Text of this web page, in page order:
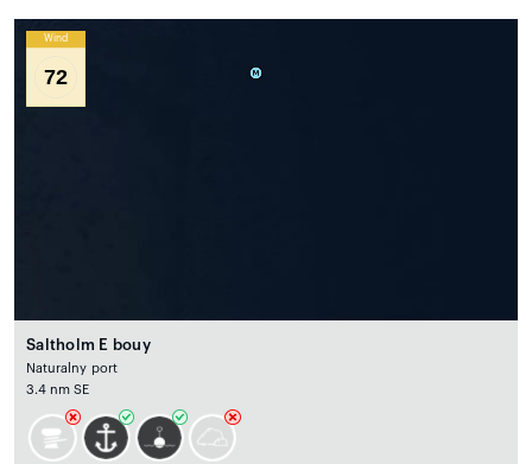
Wind
72
Saltholm E bouy
Naturalny port
3.4 nm SE